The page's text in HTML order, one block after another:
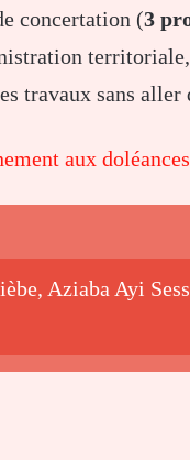
concertation (3
travaux sans aller
aux
Aziaba Ayi